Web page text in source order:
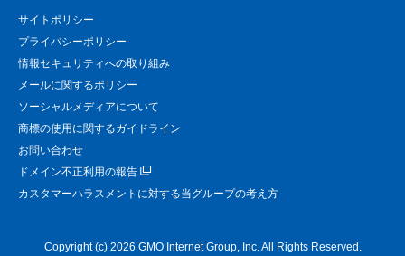
サイトポリシー
プライバシーポリシー
情報セキュリティへの取り組み
メールに関するポリシー
ソーシャルメディアについて
商標の使用に関するガイドライン
お問い合わせ
ドメイン不正利用の報告
カスタマーハラスメントに対する当グループの考え方
Copyright (c) 2026 GMO Internet Group, Inc. All Rights Reserved.